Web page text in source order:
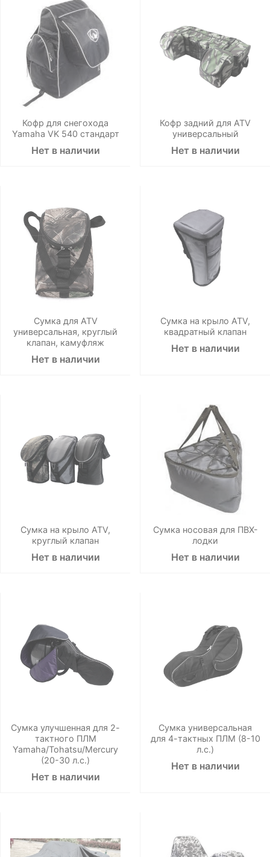
Кофр для снегохода
Yamaha VK 540 стандарт
Нет в наличии
Кофр задний для ATV
универсальный
Нет в наличии
Сумка для ATV
универсальная, круглый
клапан, камуфляж
Нет в наличии
Сумка на крыло ATV,
квадратный клапан
Нет в наличии
Сумка на крыло ATV,
круглый клапан
Нет в наличии
Сумка носовая для ПВХ-
лодки
Нет в наличии
Сумка улучшенная для 2-
тактного ПЛМ
Yamaha/Tohatsu/Mercury
(20-30 л.с.)
Нет в наличии
Сумка универсальная
для 4-тактных ПЛМ (8-10
л.с.)
Нет в наличии